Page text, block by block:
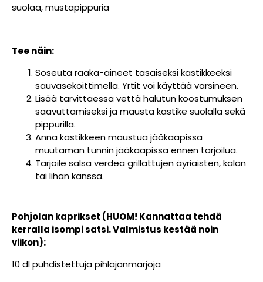
suolaa, mustapippuria
Tee näin:
Soseuta raaka-aineet tasaiseksi kastikkeeksi
sauvasekoittimella. Yrtit voi käyttää varsineen.
Lisää tarvittaessa vettä halutun koostumuksen
saavuttamiseksi ja mausta kastike suolalla sekä
pippurilla.
Anna kastikkeen maustua jääkaapissa
muutaman tunnin jääkaapissa ennen tarjoilua.
Tarjoile salsa verdeä grillattujen äyriäisten, kalan
tai lihan kanssa.
Pohjolan kaprikset (HUOM! Kannattaa tehdä
kerralla isompi satsi. Valmistus kestää noin
viikon):
10 dl puhdistettuja pihlajanmarjoja